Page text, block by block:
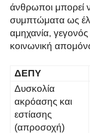
άνθρωποι μπορεί
συμπτώματα ως
αμηχανία,
κοινωνική
ΔΕΠΥ
Δυσκολία
ακρόασης και
εστίασης
(απροσοχή)